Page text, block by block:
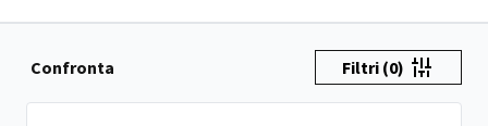
Confronta Filtri (0)